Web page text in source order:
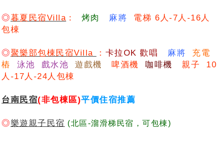
◎暮夏民宿Villa ： 烤肉 麻將 電梯 6人-7人-16人
包棟
◎聚樂部包棟民宿Villa ： 卡拉OK 歡唱 麻將
充電
樁
泳池 戲水池 遊戲機 啤酒機 咖啡機
親子 10
人-17人-24人包棟
台南民宿(非包棟區)平價住宿推薦
◎樂遊親子民宿 (北區-溜滑梯民宿，可包棟)